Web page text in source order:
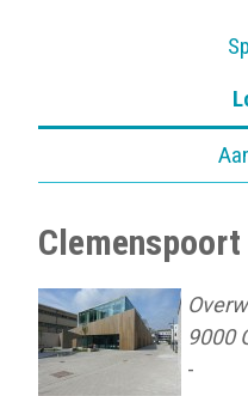
Clemenspoort
9000
-